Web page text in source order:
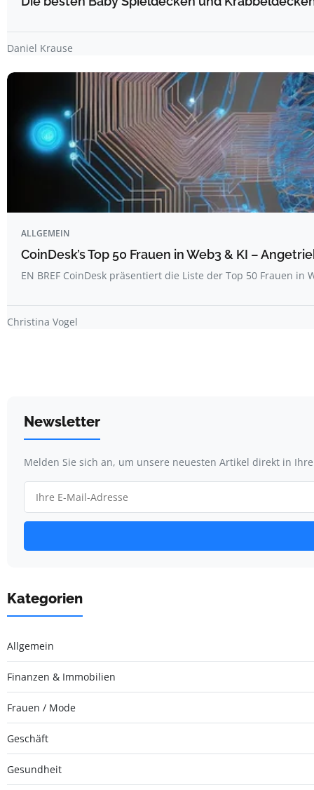
Daniel Krause
ALLGEMEIN
CoinDesk’s Top 50 Frauen in Web3 & KI –
EN BREF CoinDesk präsentiert die Liste der Top 50 Frauen in
Christina Vogel
Newsletter
Melden Sie sich an, um unsere neuesten Artikel direkt in
Kategorien
Allgemein
Finanzen & Immobilien
Frauen / Mode
Geschäft
Gesundheit